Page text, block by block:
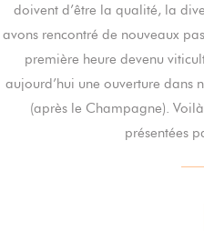
doivent d’être la qualité, la
avons rencontré de nouveaux
première heure devenu
aujourd’hui une ouverture dans
(après le Champagne).
présentées